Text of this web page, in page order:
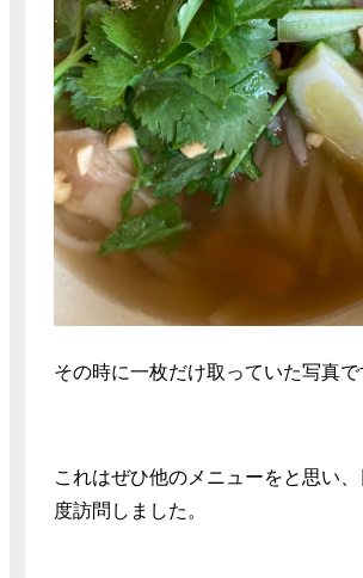
その時に一枚だけ取っていた写真で
これはぜひ他のメニューをと思い
度訪問しました。